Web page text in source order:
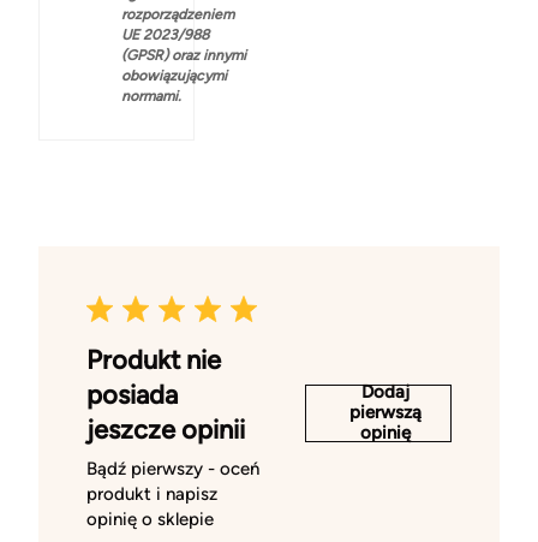
rozporządzeniem
UE 2023/988
(GPSR) oraz innymi
obowiązującymi
normami.
Produkt nie
posiada
jeszcze opinii
Bądź pierwszy - oceń
produkt i napisz
opinię o sklepie
Dodaj
pierwszą
opinię